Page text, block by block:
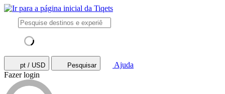
pt / USD Pesquisar
Ajuda
Fazer login